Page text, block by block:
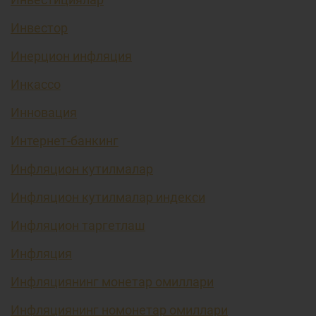
Инвестор
Инерцион инфляция
Инкассо
Инновация
Интернет-банкинг
Инфляцион кутилмалар
Инфляцион кутилмалар индекси
Инфляцион таргетлаш
Инфляция
Инфляциянинг монетар омиллари
Инфляциянинг номонетар омиллари